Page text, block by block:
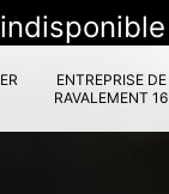
indisponible
ENTREPRISE DE
RAVALEMENT 16